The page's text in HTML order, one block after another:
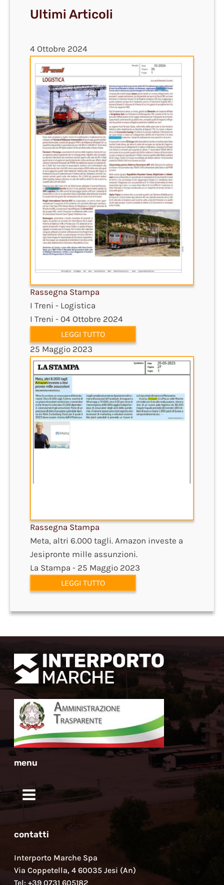
Ultimi Articoli
4 Ottobre 2024
Rassegna Stampa
I Treni - Logistica
I Treni - 04 Ottobre 2024
LEGGI TUTTO
25 Maggio 2023
Rassegna Stampa
Meta, altri 6.000 tagli. Amazon investe a
Jesipronte mille assunzioni.
La Stampa - 25 Maggio 2023
LEGGI TUTTO
menu
contatti
Interporto Marche Spa
Via Coppetella, 4 60035 Jesi (An)
Tel: +39 0731 605182